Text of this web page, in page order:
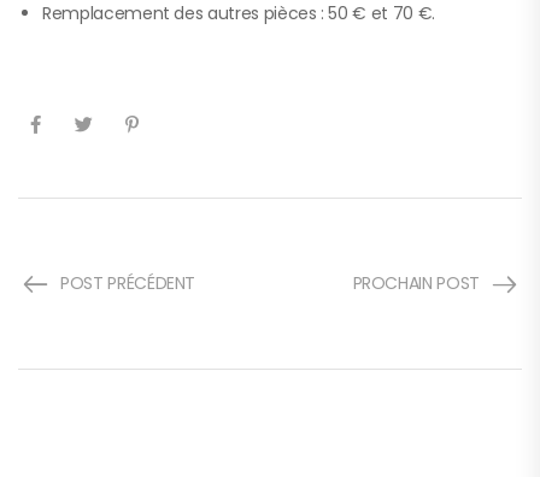
Remplacement des autres pièces : 50 € et 70 €.
POST PRÉCÉDENT PROCHAIN POST